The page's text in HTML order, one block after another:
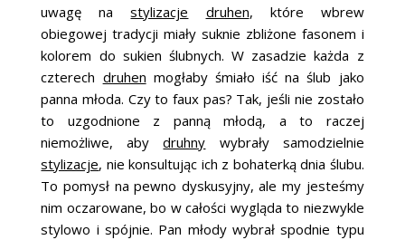
uwagę nastylizacje druhen, które wbrew
obiegowej tradycji miały suknie zbliżone fasonem i
kolorem do sukien ślubnych. W zasadzie każda z
czterech druhen mogłaby śmiało iść na ślub jako
panna młoda. Czy to faux pas? Tak, jeśli nie zostało
to uzgodnione z panną młodą, a to raczej
niemożliwe, abydruhny wybrały samodzielnie
stylizacje, nie konsultując ich z bohaterką dnia ślubu.
To pomysł na pewno dyskusyjny, ale my jesteśmy
nim oczarowane, bo w całości wygląda to niezwykle
stylowo i spójnie. Pan młody wybrał spodnie typu